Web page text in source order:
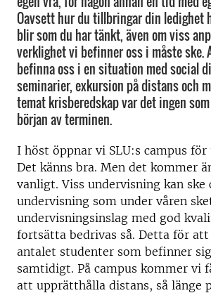
Oavsett hur du tillbringar din ledighet
blir som du har tänkt, även om viss
verklighet vi befinner oss i måste ske.
befinna oss i en situation med social
seminarier, exkursion på distans och
temat krisberedskap var det ingen
början av terminen.
I höst öppnar vi SLU:s campus
Det känns bra. Men det kommer
vanligt.Viss undervisning kan ske
undervisning som under våren
undervisningsinslag med god
fortsätta bedrivas så. Detta för att
antalet studenter som befinner
samtidigt. På campus kommer vi
att upprätthålla distans, så länge